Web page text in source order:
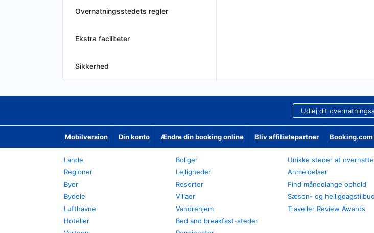
Overnatningsstedets regler
Ekstra faciliteter
Sikkerhed
Udlej dit
Mobilversion Din konto Ændre din booking online Bliv affiliatepartner
Lande
Regioner
Byer
Bydele
Lufthavne
Hoteller
Boliger
Lejligheder
Resorter
Villaer
Vandrehjem
Bed and breakfast-steder
Unikke steder at overnatte
Anmeldelser
Find månedlange ophold
Sæson- og helligdagstilbud
Traveller Review Awards